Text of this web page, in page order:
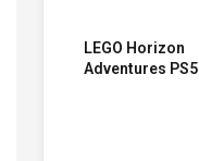
LEGO Horizon
Adventures PS5